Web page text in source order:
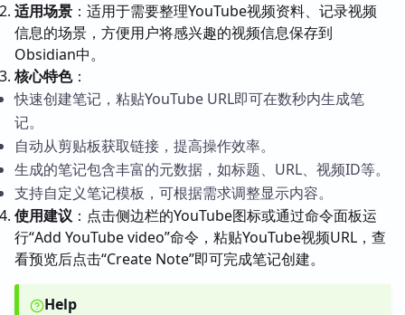
适用场景 ：适用于需要整理YouTube视频资料、记录视频
信息的场景，方便用户将感兴趣的视频信息保存到
Obsidian中。
核心特色：
快速创建笔记，粘贴YouTube URL即可在数秒内生成笔
记。
自动从剪贴板获取链接，提高操作效率。
生成的笔记包含丰富的元数据，如标题、URL、视频ID等。
支持自定义笔记模板，可根据需求调整显示内容。
使用建议 ：点击侧边栏的YouTube图标或通过命令面板运
行“Add YouTube video”命令，粘贴YouTube视频URL，查
看预览后点击“Create Note”即可完成笔记创建。
Help